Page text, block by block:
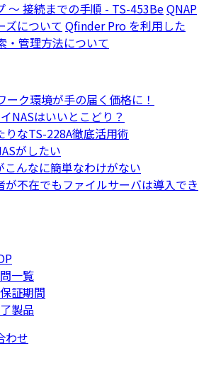
～ 接続までの手順 - TS-453BeQNAP
ズについて Qfinder Pro を利用した
・管理方法について
一覧
証期間
製品